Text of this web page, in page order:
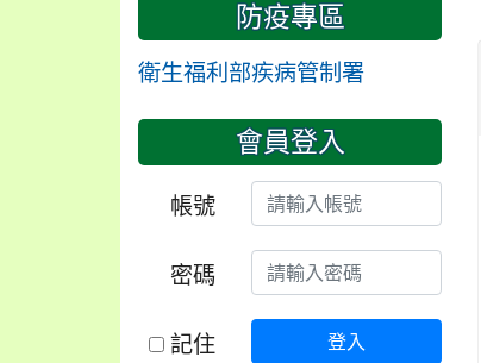
防疫專區
衛生福利部疾病管制署
會員登入
帳號
密碼
記住
登入